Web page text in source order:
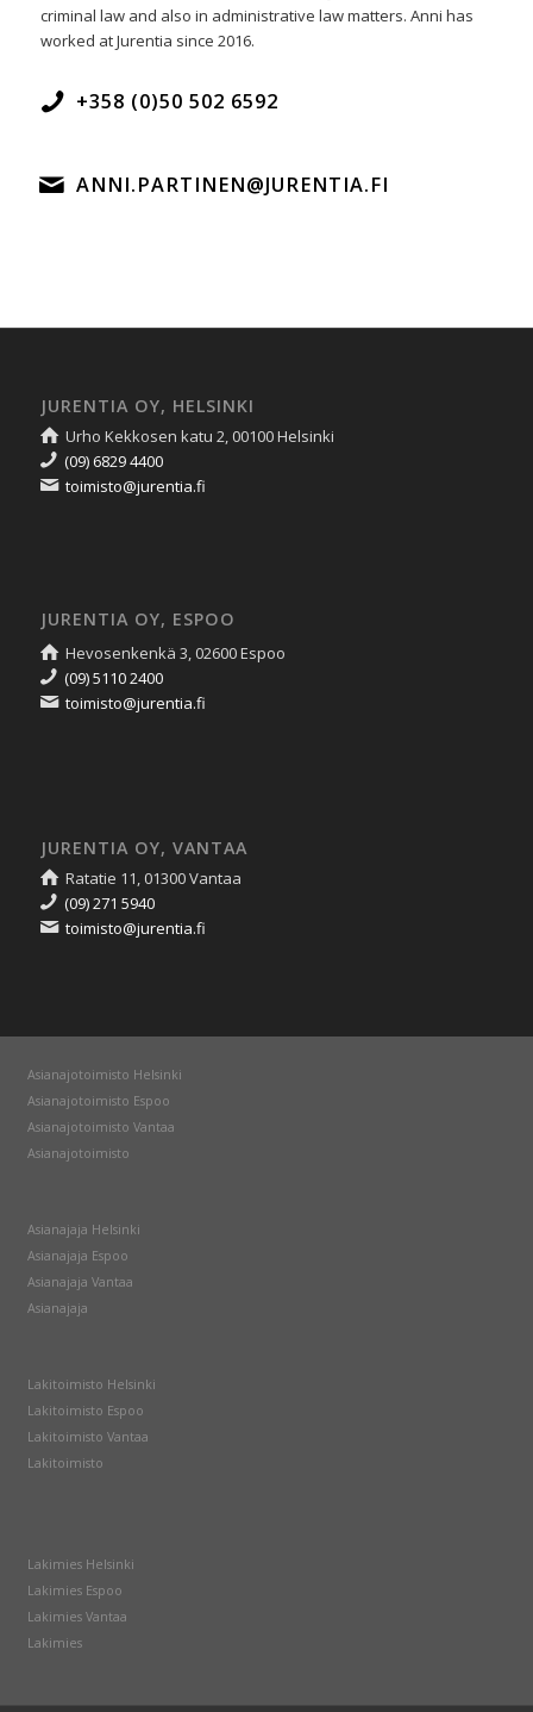
criminal law and also in administrative law matters. Anni has
worked at Jurentia since 2016.
+358 (0)50 502 6592
ANNI.PARTINEN@JURENTIA.FI
JURENTIA OY, HELSINKI
Urho Kekkosen katu 2, 00100 Helsinki
(09) 6829 4400
toimisto@jurentia.fi
JURENTIA OY, ESPOO
Hevosenkenkä 3, 02600 Espoo
(09) 5110 2400
toimisto@jurentia.fi
JURENTIA OY, VANTAA
Ratatie 11, 01300 Vantaa
(09) 271 5940
toimisto@jurentia.fi
Asianajotoimisto Helsinki
Asianajotoimisto Espoo
Asianajotoimisto Vantaa
Asianajotoimisto
Asianajaja Helsinki
Asianajaja Espoo
Asianajaja Vantaa
Asianajaja
Lakitoimisto Helsinki
Lakitoimisto Espoo
Lakitoimisto Vantaa
Lakitoimisto
Lakimies Helsinki
Lakimies Espoo
Lakimies Vantaa
Lakimies